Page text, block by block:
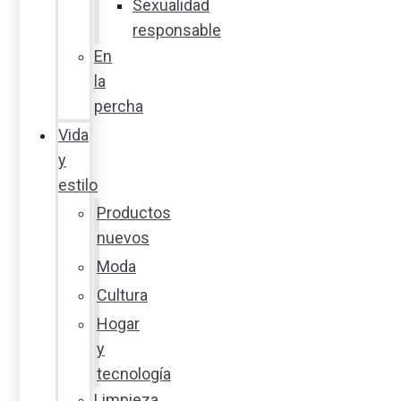
Sexualidad
responsable
En
la
percha
Vida
y
estilo
Productos
nuevos
Moda
Cultura
Hogar
y
tecnología